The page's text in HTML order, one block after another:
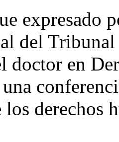
expresado
del
doctor en
derechos